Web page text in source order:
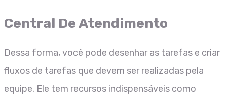
Central De Atendimento
Dessa forma, você pode desenhar as tarefas e criar
fluxos de tarefas que devem ser realizadas pela
equipe. Ele tem recursos indispensáveis como